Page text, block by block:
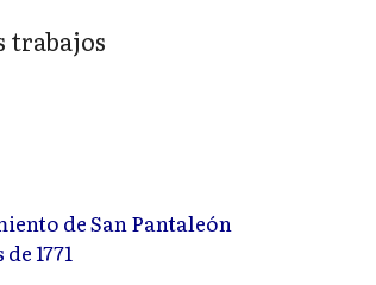
trabajos
de San Pantaleón
1771